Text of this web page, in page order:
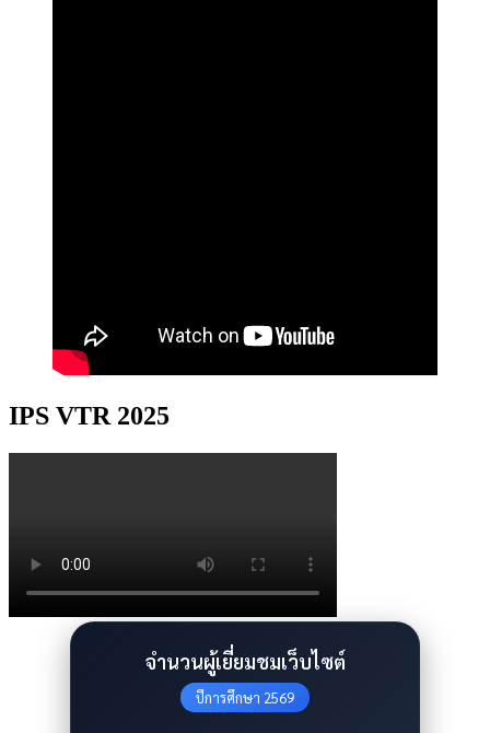
IPS VTR 2025
จำนวนผู้เยี่ยมชมเว็บไซต์
ปีการศึกษา 2569